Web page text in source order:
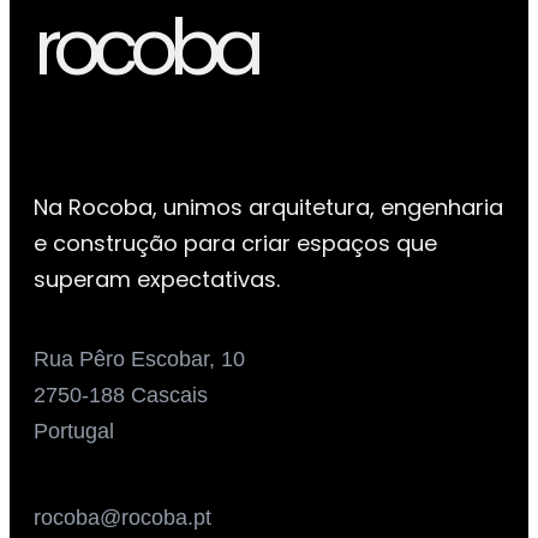
rocoba
Na Rocoba, unimos arquitetura, engenharia
e construção para criar espaços que
superam expectativas.
Rua Pêro Escobar, 10
2750-188 Cascais
Portugal
rocoba@rocoba.pt